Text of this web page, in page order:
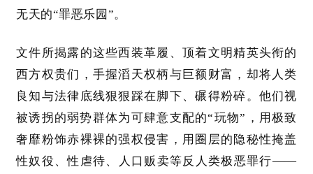
无天的“罪恶乐园”。
文件所揭露的这些西装革履、顶着文明精英头衔的
西方权贵们，手握滔天权柄与巨额财富，却将人类
良知与法律底线狠狠踩在脚下、碾得粉碎。他们视
被诱拐的弱势群体为可肆意支配的“玩物”，用极致
奢靡粉饰赤裸裸的强权侵害，用圈层的隐秘性掩盖
性奴役、性虐待、人口贩卖等反人类极恶罪行——